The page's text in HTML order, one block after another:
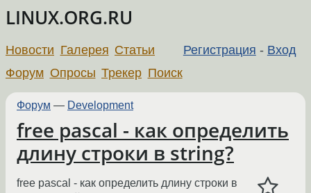
LINUX.ORG.RU
Регистрация - Вход
Новости Галерея Статьи
Форум Опросы Трекер Поиск
Форум — Development
free pascal - как определить
длину строки в string?
free pascal - как определить длину строки в